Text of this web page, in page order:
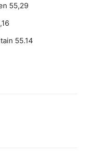
55,29
55.14